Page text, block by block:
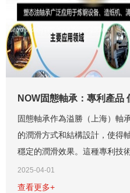
NOW固態軸承：專利產品
固態軸承作為溢勝（上海）軸
的潤滑方式和結構設計，使得
穩定的潤滑效果。這種專利技
用壽命，還大大降低了設備的
品相比，固態軸承在技術上具
2025-04-01
查看更多+